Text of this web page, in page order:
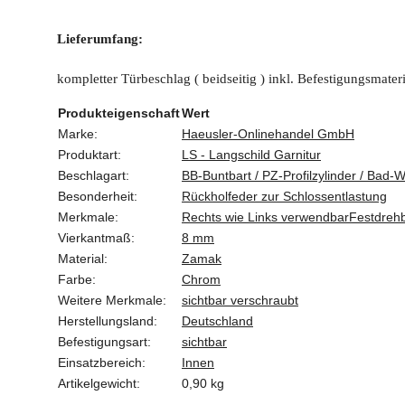
Lieferumfang:
kompletter Türbeschlag ( beidseitig ) inkl.
ProdukteigenschaftWert
Marke:
Haeusler-Onlinehandel GmbH
Produktart:
LS - Langschild Garnitur
Beschlagart:
BB-Buntbart / PZ-Profilzylinder / Bad-
Besonderheit:
Rückholfeder zur Schlossentlastung
Merkmale:
Rechts wie Links verwendbar
Vierkantmaß:
8 mm
Material:
Zamak
Farbe:
Chrom
Weitere Merkmale:
sichtbar verschraubt
Herstellungsland:
Deutschland
Befestigungsart:
sichtbar
Einsatzbereich:
Innen
Artikelgewicht:
0,90 kg